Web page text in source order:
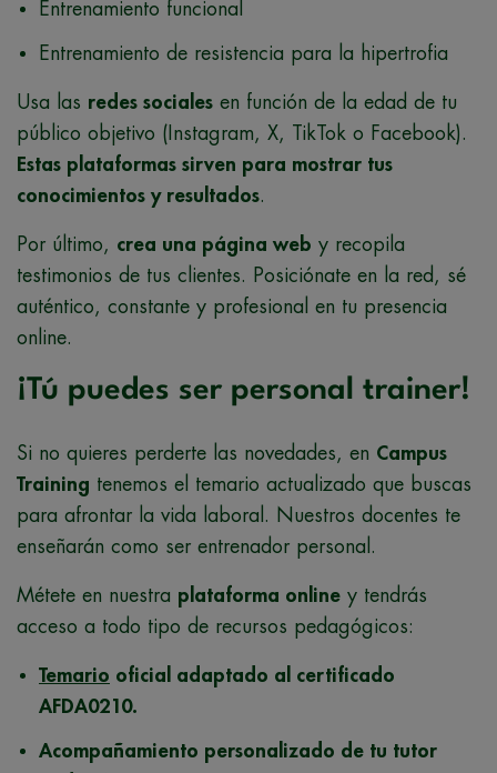
Entrenamiento funcional
Entrenamiento de resistencia para la hipertrofia
Usa las redes sociales en función de la edad de tu
público objetivo (Instagram, X, TikTok o Facebook).
Estas plataformas sirven para mostrar tus
conocimientos y resultados.
Por último, crea una página web y recopila
testimonios de tus clientes. Posiciónate en la red, sé
auténtico, constante y profesional en tu presencia
online.
¡Tú puedes ser personal trainer!
Si no quieres perderte las novedades, en Campus
Training tenemos el temario actualizado que buscas
para afrontar la vida laboral. Nuestros docentes te
enseñarán como ser entrenador personal.
Métete en nuestra plataforma online y tendrás
acceso a todo tipo de recursos pedagógicos:
Temario oficial adaptado al certificado
AFDA0210.
Acompañamiento personalizado de tu tutor